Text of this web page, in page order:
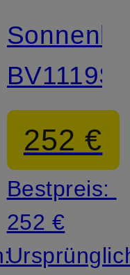
BV1119S
252 €
Bestpreis:
252 €